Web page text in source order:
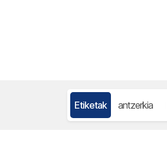
Etiketak antzerkia